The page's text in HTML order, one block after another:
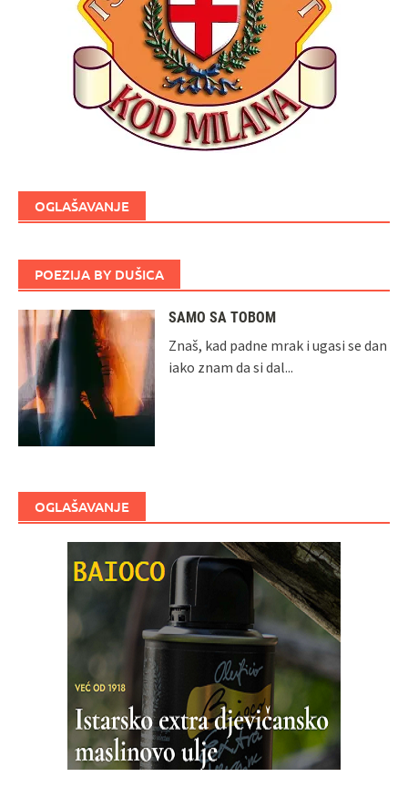
OGLAŠAVANJE
POEZIJA BY DUŠICA
SAMO SA TOBOM
Znaš, kad padne mrak i ugasi se dan
iako znam da si dal...
OGLAŠAVANJE